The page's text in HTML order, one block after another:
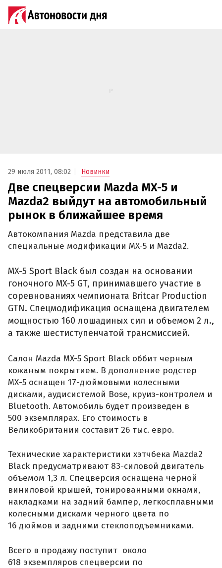
29 июля 2011, 08:02 Новинки
Две спецверсии Mazda MX-5 и
Mazda2 выйдут на автомобильный
рынок в ближайшее время
Автокомпания Mazda представила две
специальные модификации MX-5 и Mazda2.
MX-5 Sport Black был создан на основании
гоночного MX-5 GT, принимавшего участие в
соревнованиях чемпионата Britcar Production
GTN. Спецмодификация оснащена двигателем
мощностью 160 лошадиных сил и объемом 2 л.,
а также шестиступенчатой трансмиссией.
Салон Mazda MX-5 Sport Black оббит черным
кожаным покрытием. В дополнение родстер
МХ-5 оснащен 17-дюймовыми колесными
дисками, аудисистемой Bose, круиз-контролем и
Bluetooth. Автомобиль будет произведен в
500 экземплярах. Его стоимость в
Великобритании составит 26 тыс. евро.
Технические характеристики хэтчбека Mazda2
Black предусматривают 83-силовой двигатель
объемом 1,3 л. Спецверсия оснащена черной
виниловой крышей, тонированными окнами,
накладками на задний бампер, легкосплавными
колесными дисками черного цвета по
16 дюймов и задними стеклоподъемниками.
Всего в продажу поступит около
618 экземпляров спецверсии по